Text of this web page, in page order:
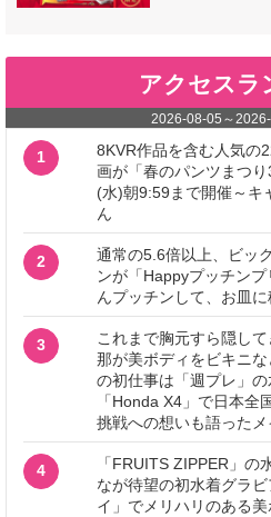
アクセスラ
2026-08-05 ～
1
8KVR作品を含む人気の
画が「春のパンツまつ
(水)朝9:59まで開催～キ
ん
2
通常の5.6倍以上、ビッ
ンが「Happyプッチン
んプッチンして、お皿
3
これまで胸元すら隠し
那が美ボディをビキニ
の初仕事は「週プレ」
「Honda X4」で日本全
挑戦への想いも語った
4
「FRUITS ZIPPER」の
なが待望の初水着グラ
イ」でメリハリのある